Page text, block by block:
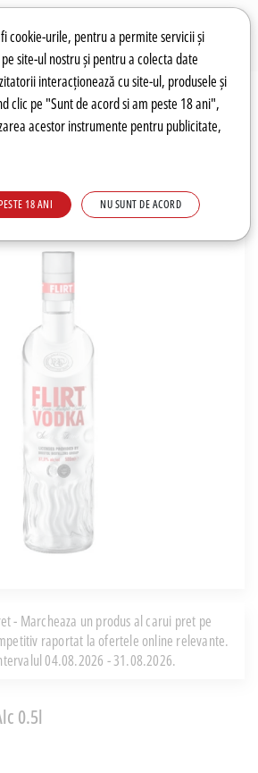
cookie-uri
cookie-urile, pentru a permite servicii și
site-ul nostru și pentru a colecta date
interacționează cu site-ul, produsele și
clic pe "Sunt de acord si am peste 18 ani",
acestor instrumente pentru publicitate,
18 ANI NU SUNT DE ACORD
Autentificare
- Marcheaza un produs al carui pret pe
raportat la ofertele online relevante.
04.08.2026 - 31.08.2026.
0.5l